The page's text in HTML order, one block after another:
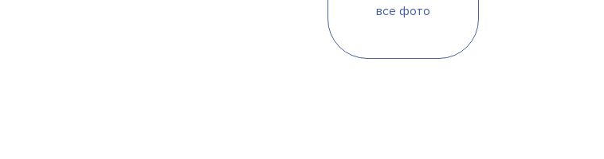
все фото